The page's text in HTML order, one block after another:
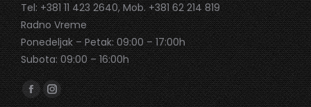
Tel: +381 11 423 2640, Mob. +381 62 214 819
Radno Vreme
Ponedeljak – Petak: 09:00 – 17:00h
Subota: 09:00 – 16:00h
Find us on:
Facebook
Instagram